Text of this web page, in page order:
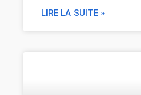
LIRE LA SUITE »